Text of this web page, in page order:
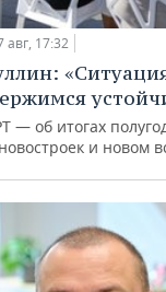
авг, 17:32
— об итогах
и новом